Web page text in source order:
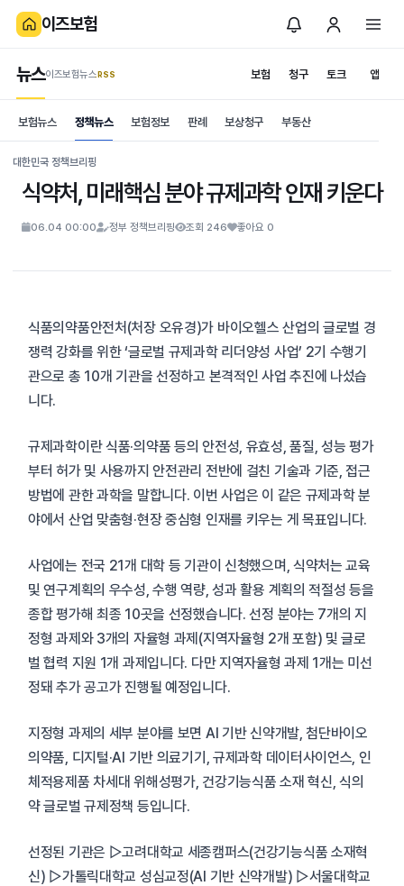
이즈보험
보험 청구
뉴스이즈보험뉴스.RSS 토크 앱
is보험
News
보험뉴스 정책뉴스 보험정보 판례 보상청구 부동산
대한민국 정책브리핑
식약처, 미래핵심 분야 규제과학 인재 키운다
06.04 00:00 정부 정책브리핑 조회 246 좋아요 0
식품의약품안전처(처장 오유경)가 바이오헬스 산업의 글로벌 경
쟁력 강화를 위한 ‘글로벌 규제과학 리더양성 사업’ 2기 수행기
관으로 총 10개 기관을 선정하고 본격적인 사업 추진에 나섰습
니다.
규제과학이란 식품·의약품 등의 안전성, 유효성, 품질, 성능 평가
부터 허가 및 사용까지 안전관리 전반에 걸친 기술과 기준, 접근
방법에 관한 과학을 말합니다. 이번 사업은 이 같은 규제과학 분
야에서 산업 맞춤형·현장 중심형 인재를 키우는 게 목표입니다.
사업에는 전국 21개 대학 등 기관이 신청했으며, 식약처는 교육
및 연구계획의 우수성, 수행 역량, 성과 활용 계획의 적절성 등을
종합 평가해 최종 10곳을 선정했습니다. 선정 분야는 7개의 지
정형 과제와 3개의 자율형 과제(지역자율형 2개 포함) 및 글로
벌 협력 지원 1개 과제입니다. 다만 지역자율형 과제 1개는 미선
정돼 추가 공고가 진행될 예정입니다.
지정형 과제의 세부 분야를 보면 AI 기반 신약개발, 첨단바이오
의약품, 디지털·AI 기반 의료기기, 규제과학 데이터사이언스, 인
체적용제품 차세대 위해성평가, 건강기능식품 소재 혁신, 식의
약 글로벌 규제정책 등입니다.
선정된 기관은 ▷고려대학교 세종캠퍼스(건강기능식품 소재혁
신) ▷가톨릭대학교 성심교정(AI 기반 신약개발) ▷서울대학교